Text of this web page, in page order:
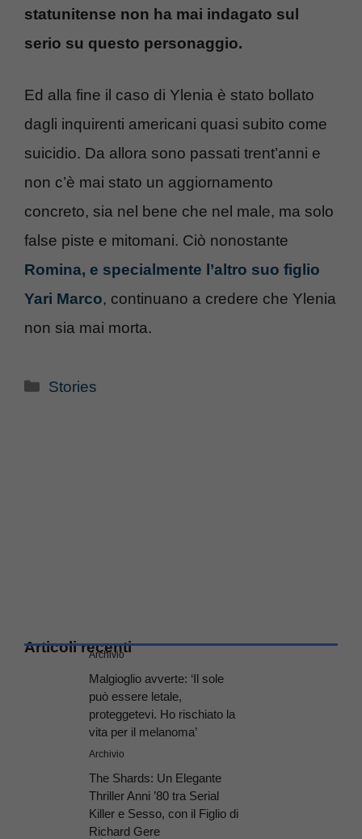
statunitense non ha mai indagato sul
serio su questo personaggio.
Ed alla fine il caso di Ylenia è stato bollato
dagli inquirenti americani quasi subito come
suicidio. Da allora sono passati trent’anni e
non c’è mai stato un aggiornamento
concreto, sia nel bene che nel male, ma solo
false piste e mitomani. Ciò nonostante
Romina, e specialmente l’altro suo figlio
Yari Marco, continuano a credere che Ylenia
non sia mai morta.
Categorie
Stories
Articoli recenti
Archivio
Malgioglio avverte: ‘Il sole
può essere letale,
proteggetevi. Ho rischiato la
vita per il melanoma’
Archivio
The Shards: Un Elegante
Thriller Anni ’80 tra Serial
Killer e Sesso, con il Figlio di
Richard Gere